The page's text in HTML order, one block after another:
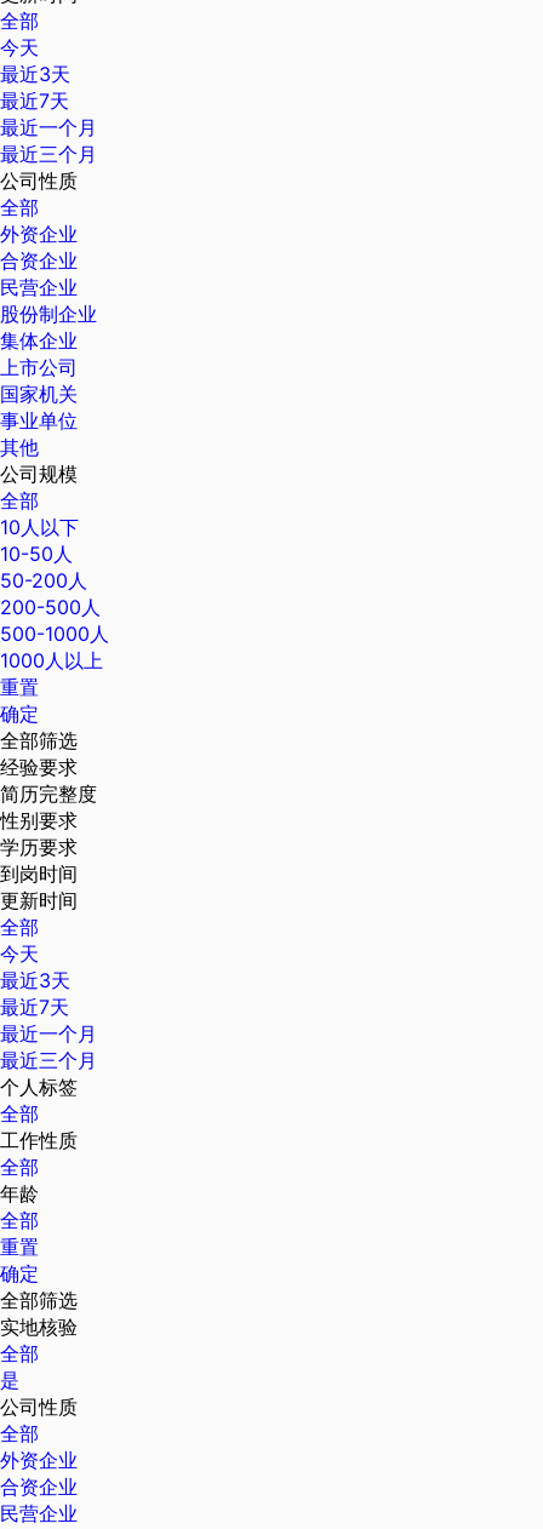
全部
今天
最近3天
最近7天
最近一个月
最近三个月
公司性质
全部
外资企业
合资企业
民营企业
股份制企业
集体企业
上市公司
国家机关
事业单位
其他
公司规模
全部
10人以下
10-50人
50-200人
200-500人
500-1000人
1000人以上
重置
确定
全部筛选
经验要求
简历完整度
性别要求
学历要求
到岗时间
更新时间
全部
今天
最近3天
最近7天
最近一个月
最近三个月
个人标签
全部
工作性质
全部
年龄
全部
重置
确定
全部筛选
实地核验
全部
是
公司性质
全部
外资企业
合资企业
民营企业